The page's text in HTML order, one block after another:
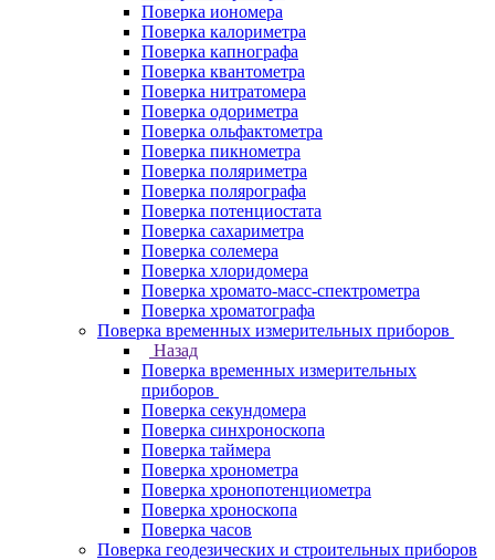
Поверка иономера
Поверка калориметра
Поверка капнографа
Поверка квантометра
Поверка нитратомера
Поверка одориметра
Поверка ольфактометра
Поверка пикнометра
Поверка поляриметра
Поверка полярографа
Поверка потенциостата
Поверка сахариметра
Поверка солемера
Поверка хлоридомера
Поверка хромато-масс-спектрометра
Поверка хроматографа
Поверка временных измерительных приборов
Назад
Поверка временных измерительных
приборов
Поверка секундомера
Поверка синхроноскопа
Поверка таймера
Поверка хронометра
Поверка хронопотенциометра
Поверка хроноскопа
Поверка часов
Поверка геодезических и строительных приборов